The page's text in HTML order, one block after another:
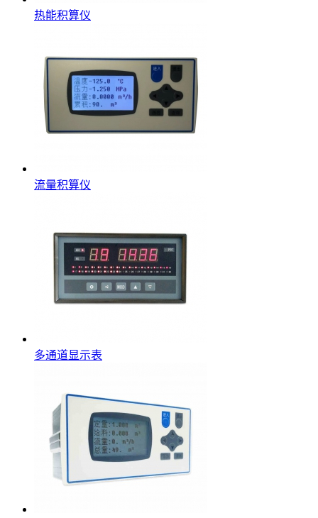
热能积算仪
流量积算仪
多通道显示表